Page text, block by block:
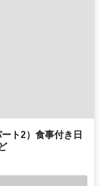
ト2）食事付き日